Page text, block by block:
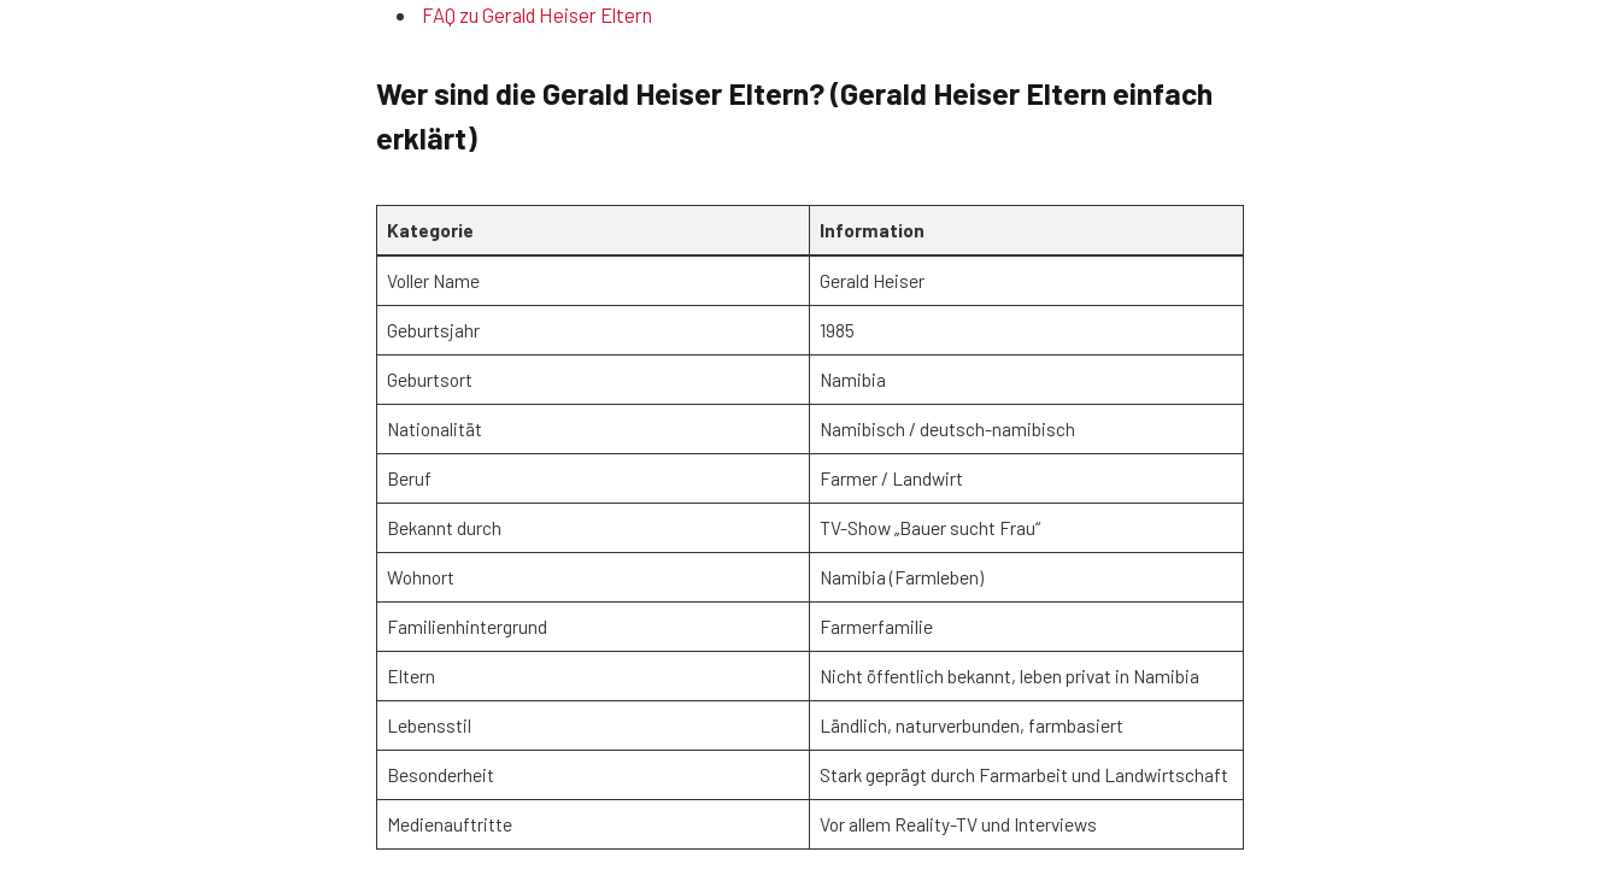
FAQ zu Gerald Heiser Eltern
Wer sind die Gerald Heiser Eltern? (Gerald Heiser Eltern einfach
erklärt)
Kategorie Information
Voller Name Gerald Heiser
Geburtsjahr 1985
Geburtsort Namibia
Nationalität Namibisch / deutsch-namibisch
Beruf Farmer / Landwirt
Bekannt durch TV-Show „Bauer sucht Frau“
Wohnort Namibia (Farmleben)
Familienhintergrund Farmerfamilie
Eltern Nicht öffentlich bekannt, leben privat in Namibia
Lebensstil Ländlich, naturverbunden, farmbasiert
Besonderheit Stark geprägt durch Farmarbeit und Landwirtschaft
Medienauftritte Vor allem Reality-TV und Interviews